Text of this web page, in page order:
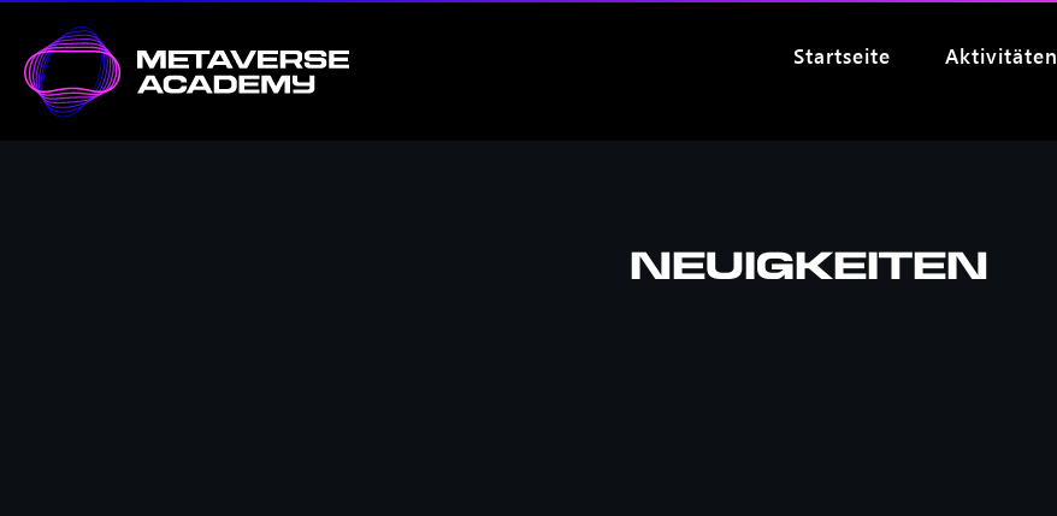
Startseite Aktivitäten
Neuigkeiten